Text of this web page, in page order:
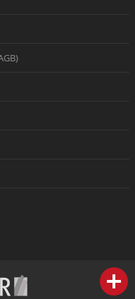
IHR FACHBERATER